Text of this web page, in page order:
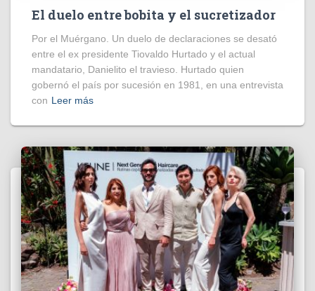
El duelo entre bobita y el sucretizador
Por el Muérgano. Un duelo de declaraciones se desató
entre el ex presidente Tiovaldo Hurtado y el actual
mandatario, Danielito el travieso. Hurtado quien
gobernó el país por sucesión en 1981, en una entrevista
con Leer más